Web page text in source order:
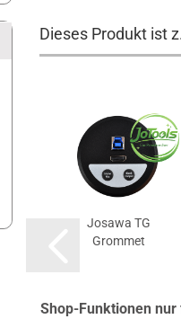
Dieses Produkt ist
Josawa TG
Grommet
Shop-Funktionen nur